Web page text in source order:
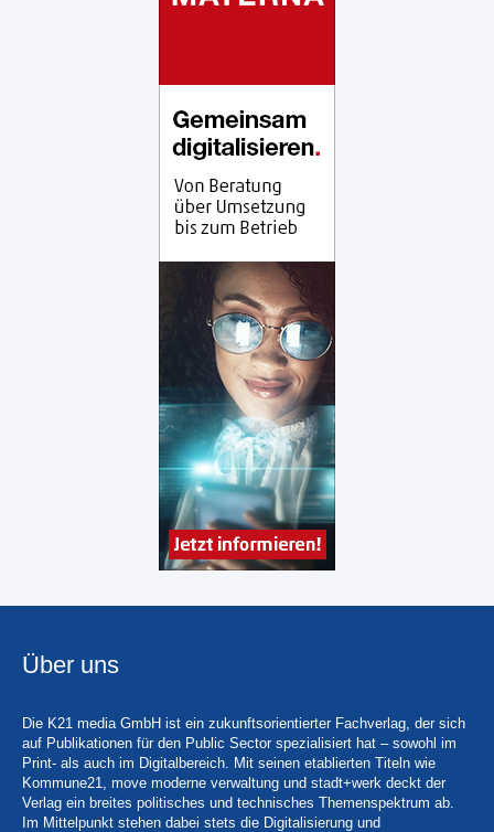
Über uns
Die K21 media GmbH ist ein zukunftsorientierter Fachverlag, der sich
auf Publikationen für den Public Sector spezialisiert hat – sowohl im
Print- als auch im Digitalbereich. Mit seinen etablierten Titeln wie
Kommune21, move moderne verwaltung und stadt+werk deckt der
Verlag ein breites politisches und technisches Themenspektrum ab.
Im Mittelpunkt stehen dabei stets die Digitalisierung und